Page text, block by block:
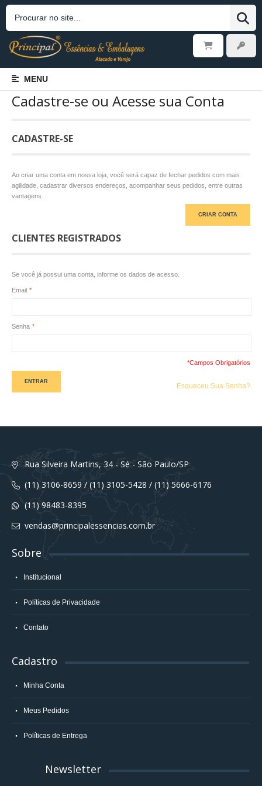
MENU
Cadastre-se ou Acesse sua Conta
CADASTRE-SE
Ao criar uma conta em nossa loja, você será capaz de fechar pedidos com mais
agilidade, cadastrar diversos endereços, acompanhar seus pedidos, entre outras
vantagens.
CRIAR CONTA
CLIENTES REGISTRADOS
Se você já possui uma conta, informe os dados de acesso.
*
Email
*
Senha
*Campos Obrigatórios
ENTRAR
Esqueceu Sua Senha?
Rua Silveira Martins, 34 - Sé - São Paulo/SP
(11) 3106-8659 / (11) 3105-5428 / (11) 5666-6176
(11) 98483-8395
vendas@principalessencias.com.br
Sobre
Institucional
Políticas de Privacidade
Contato
Cadastro
Minha Conta
Meus Pedidos
Políticas de Entrega
Newsletter